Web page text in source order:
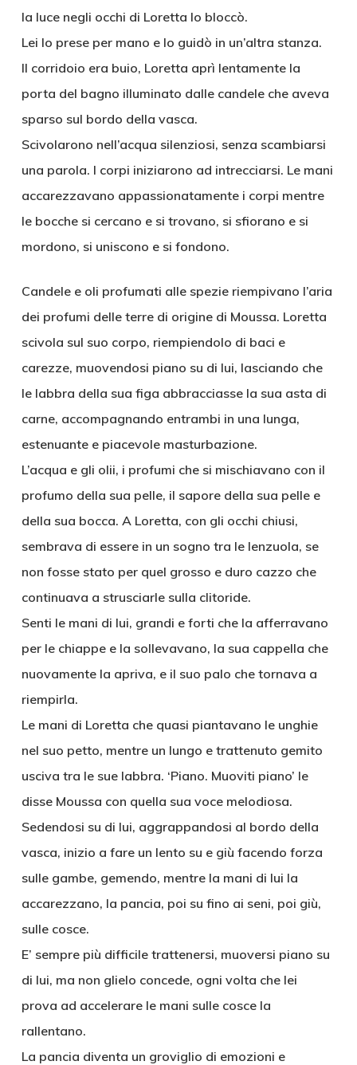
la luce negli occhi di Loretta lo bloccò.
Lei lo prese per mano e lo guidò in un’altra stanza.
Il corridoio era buio, Loretta aprì lentamente la
porta del bagno illuminato dalle candele che aveva
sparso sul bordo della vasca.
Scivolarono nell’acqua silenziosi, senza scambiarsi
una parola. I corpi iniziarono ad intrecciarsi. Le mani
accarezzavano appassionatamente i corpi mentre
le bocche si cercano e si trovano, si sfiorano e si
mordono, si uniscono e si fondono.
Candele e oli profumati alle spezie riempivano l’aria
dei profumi delle terre di origine di Moussa. Loretta
scivola sul suo corpo, riempiendolo di baci e
carezze, muovendosi piano su di lui, lasciando che
le labbra della sua figa abbracciasse la sua asta di
carne, accompagnando entrambi in una lunga,
estenuante e piacevole masturbazione.
L’acqua e gli olii, i profumi che si mischiavano con il
profumo della sua pelle, il sapore della sua pelle e
della sua bocca. A Loretta, con gli occhi chiusi,
sembrava di essere in un sogno tra le lenzuola, se
non fosse stato per quel grosso e duro cazzo che
continuava a strusciarle sulla clitoride.
Senti le mani di lui, grandi e forti che la afferravano
per le chiappe e la sollevavano, la sua cappella che
nuovamente la apriva, e il suo palo che tornava a
riempirla.
Le mani di Loretta che quasi piantavano le unghie
nel suo petto, mentre un lungo e trattenuto gemito
usciva tra le sue labbra. ‘Piano. Muoviti piano’ le
disse Moussa con quella sua voce melodiosa.
Sedendosi su di lui, aggrappandosi al bordo della
vasca, inizio a fare un lento su e giù facendo forza
sulle gambe, gemendo, mentre la mani di lui la
accarezzano, la pancia, poi su fino ai seni, poi giù,
sulle cosce.
E’ sempre più difficile trattenersi, muoversi piano su
di lui, ma non glielo concede, ogni volta che lei
prova ad accelerare le mani sulle cosce la
rallentano.
La pancia diventa un groviglio di emozioni e